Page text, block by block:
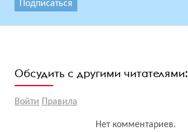
Подписаться
Обсудить с другими читателями:
Войти Правила
Нет комментариев.